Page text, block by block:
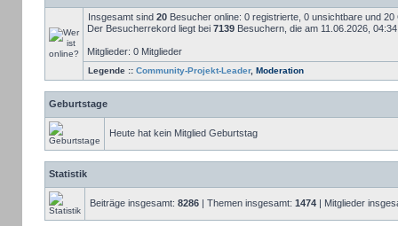
Insgesamt sind 20Besucher online: 0 registrierte, 0 unsichtbare und
Der Besucherrekord liegt bei 7139Besuchern, die am 11.06.2026,
Mitglieder: 0 Mitglieder
Legende :: Community-Projekt-Leader, Moderation
Geburtstage
Heute hat kein Mitglied Geburtstag
Statistik
Beiträge insgesamt: 8286| Themen insgesamt: 1474| Mitglieder